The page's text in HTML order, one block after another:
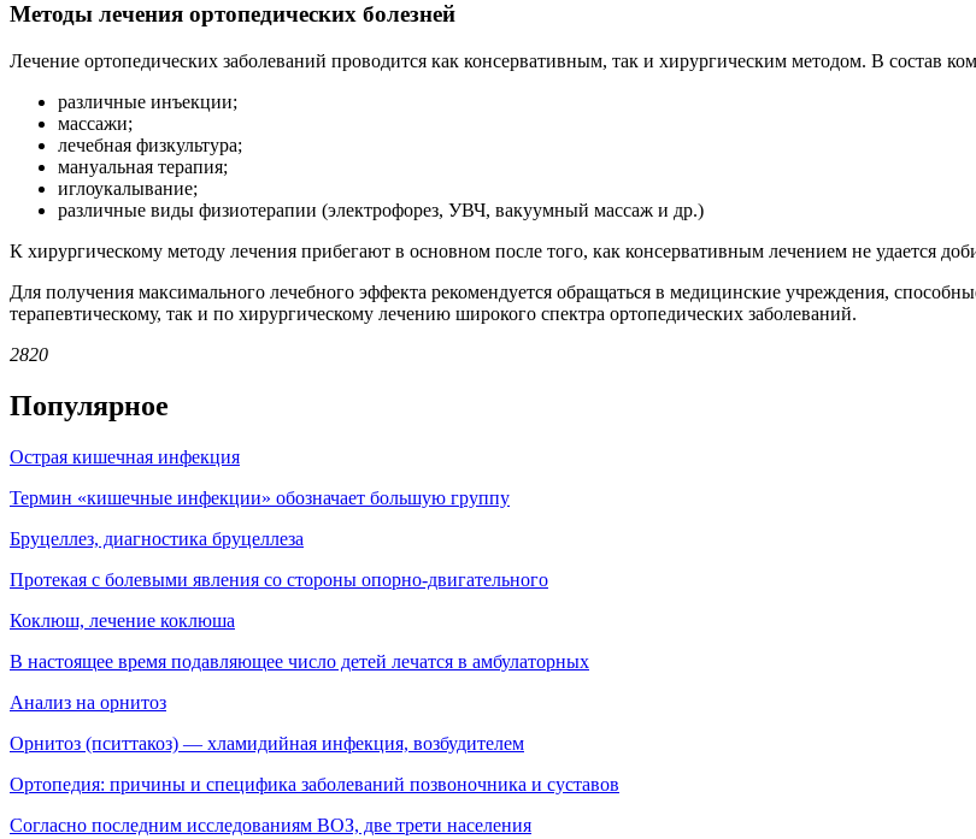
Методы лечения ортопедических болезней
Лечение ортопедических заболеваний проводится как консервативным, так и хирургическим методом. В состав
различные инъекции;
массажи;
лечебная физкультура;
мануальная терапия;
иглоукалывание;
различные виды физиотерапии (электрофорез, УВЧ, вакуумный массаж и др.)
К хирургическому методу лечения прибегают в основном после того, как консервативным лечением не удается
Для получения максимального лечебного эффекта рекомендуется обращаться в медицинские учреждения,
терапевтическому, так и по хирургическому лечению широкого спектра ортопедических заболеваний.
2820
Популярное
Острая кишечная инфекция
Термин «кишечные инфекции» обозначает большую группу
Бруцеллез, диагностика бруцеллеза
Протекая с болевыми явления со стороны опорно-двигательного
Коклюш, лечение коклюша
В настоящее время подавляющее число детей лечатся в амбулаторных
Анализ на орнитоз
Орнитоз (пситтакоз) — хламидийная инфекция, воз­будителем
Ортопедия: причины и специфика заболеваний позвоночника и суставов
Согласно последним исследованиям ВОЗ, две трети населения